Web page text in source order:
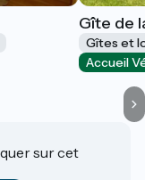
Gîte de
Gîtes et
Accueil
sur cet